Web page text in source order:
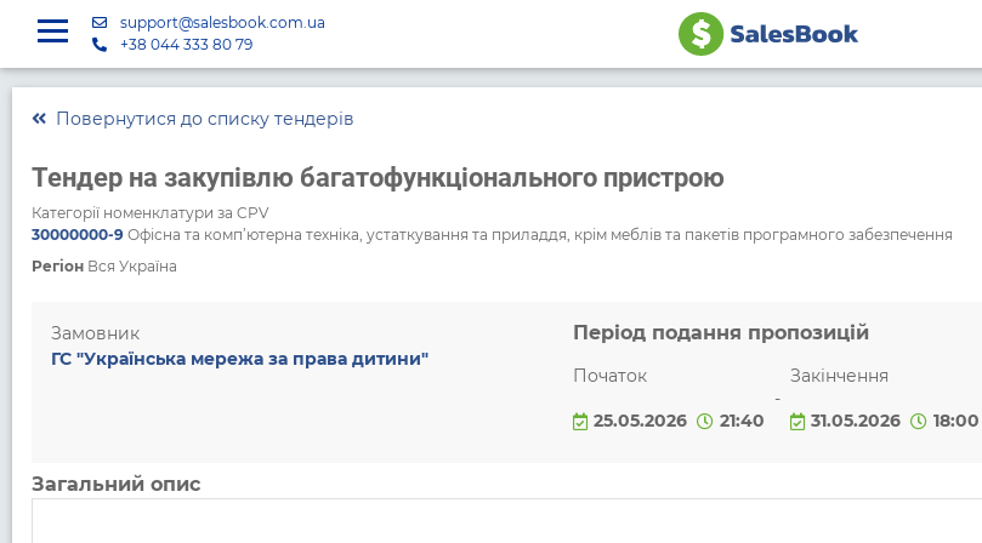
support@salesbook.com.ua
+38 044 333 80 79
Повернутися до списку тендерів
Тендер на закупівлю багатофункціонального пристрою
Категорії номенклатури за CPV
30000000-9 Офісна та комп’ютерна техніка, устаткування та приладдя, крім меблів та пакетів програмного забезпечення
Регіон Вся Україна
Замовник
ГС "Українська мережа за права дитини"
Період подання пропозицій
Початок
25.05.2026 21:40
-
Закінчення
31.05.2026 18:00
Загальний опис